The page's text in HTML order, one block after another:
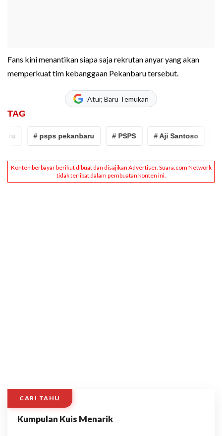
Fans kini menantikan siapa saja rekrutan anyar yang akan
memperkuat tim kebanggaan Pekanbaru tersebut.
Atur, Baru Temukan
TAG
# psps pekanbaru # PSPS # Aji Santoso
CARI TAHU
Kumpulan Kuis Menarik